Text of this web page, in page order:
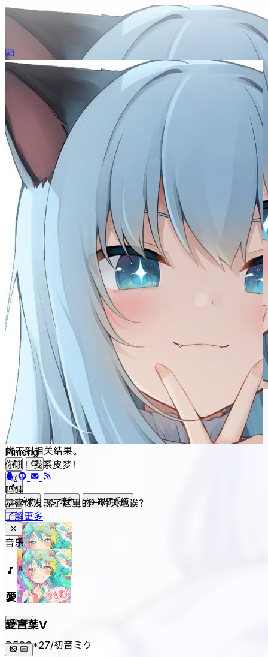
皮梦 の 茶馆
找不到相关结果。
亮色 暗色 跟随系统
愛言葉V
DECO*27/初音ミク
Pimeng
你吼！我系皮梦！
呜哇
恭喜你发现了这里的一片天地诶？
了解更多
音乐
愛言葉V